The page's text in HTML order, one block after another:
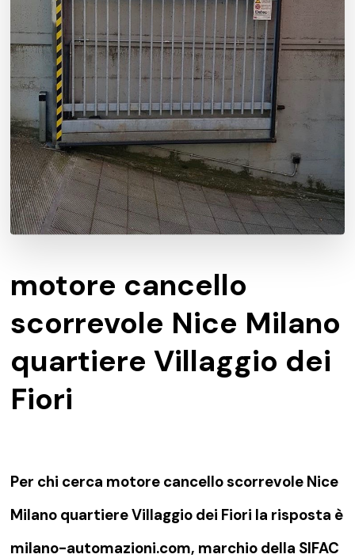
motore cancello
scorrevole Nice Milano
quartiere Villaggio dei
Fiori
Per chi cerca motore cancello scorrevole Nice
Milano quartiere Villaggio dei Fiori la risposta è
milano-automazioni.com, marchio della SIFAC